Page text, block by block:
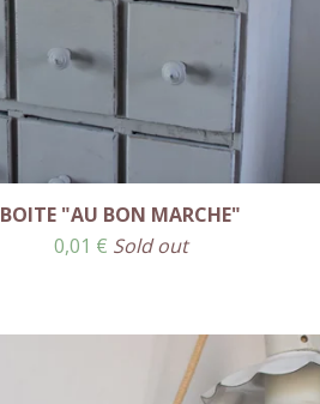
BOITE "AU BON MARCHE"
0,01 € Sold out